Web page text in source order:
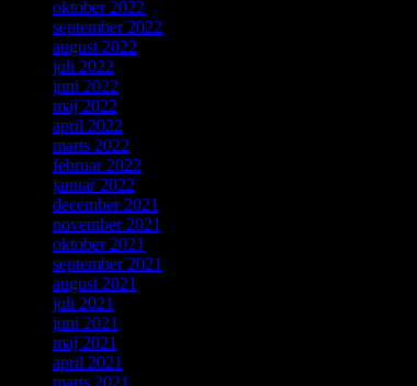
oktober 2022
september 2022
august 2022
juli 2022
juni 2022
maj 2022
april 2022
marts 2022
februar 2022
januar 2022
december 2021
november 2021
oktober 2021
september 2021
august 2021
juli 2021
juni 2021
maj 2021
april 2021
marts 2021